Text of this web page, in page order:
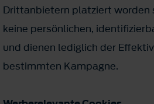
Drittanbietern platziert worden
keine persönlichen,
und dienen lediglich der
bestimmten Kampagne.